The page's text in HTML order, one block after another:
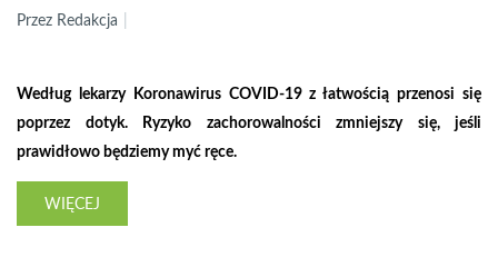
Przez Redakcja
Według lekarzy Koronawirus COVID-19 z łatwością przenosi się
poprzez dotyk. Ryzyko zachorowalności zmniejszy się, jeśli
prawidłowo będziemy myć ręce.
WIĘCEJ